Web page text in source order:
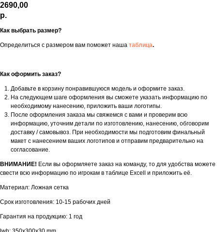
2690,00
р.
Как выбрать размер?
Определиться с размером вам поможет наша таблица.
Как оформить заказ?
Добавьте в корзину понравившуюся модель и оформите заказ.
На следующем шаге оформления вы сможете указать информацию по
необходимому нанесению, приложить ваши логотипы.
После оформления заказа мы свяжемся с вами и проверим всю
информацию, уточним детали по изготовлению, нанесению, обговорим
доставку / самовывоз. При необходимости мы подготовим финальный
макет с нанесением ваших логотипов и отправим предварительно на
согласование.
ВНИМАНИЕ! Если вы оформляете заказ на команду, то для удобства можете
свести всю информацию по игрокам в таблице Excell и приложить её.
Материал: Ложная сетка
Срок изготовления: 10-15 рабочих дней
Гарантия на продукцию: 1 год